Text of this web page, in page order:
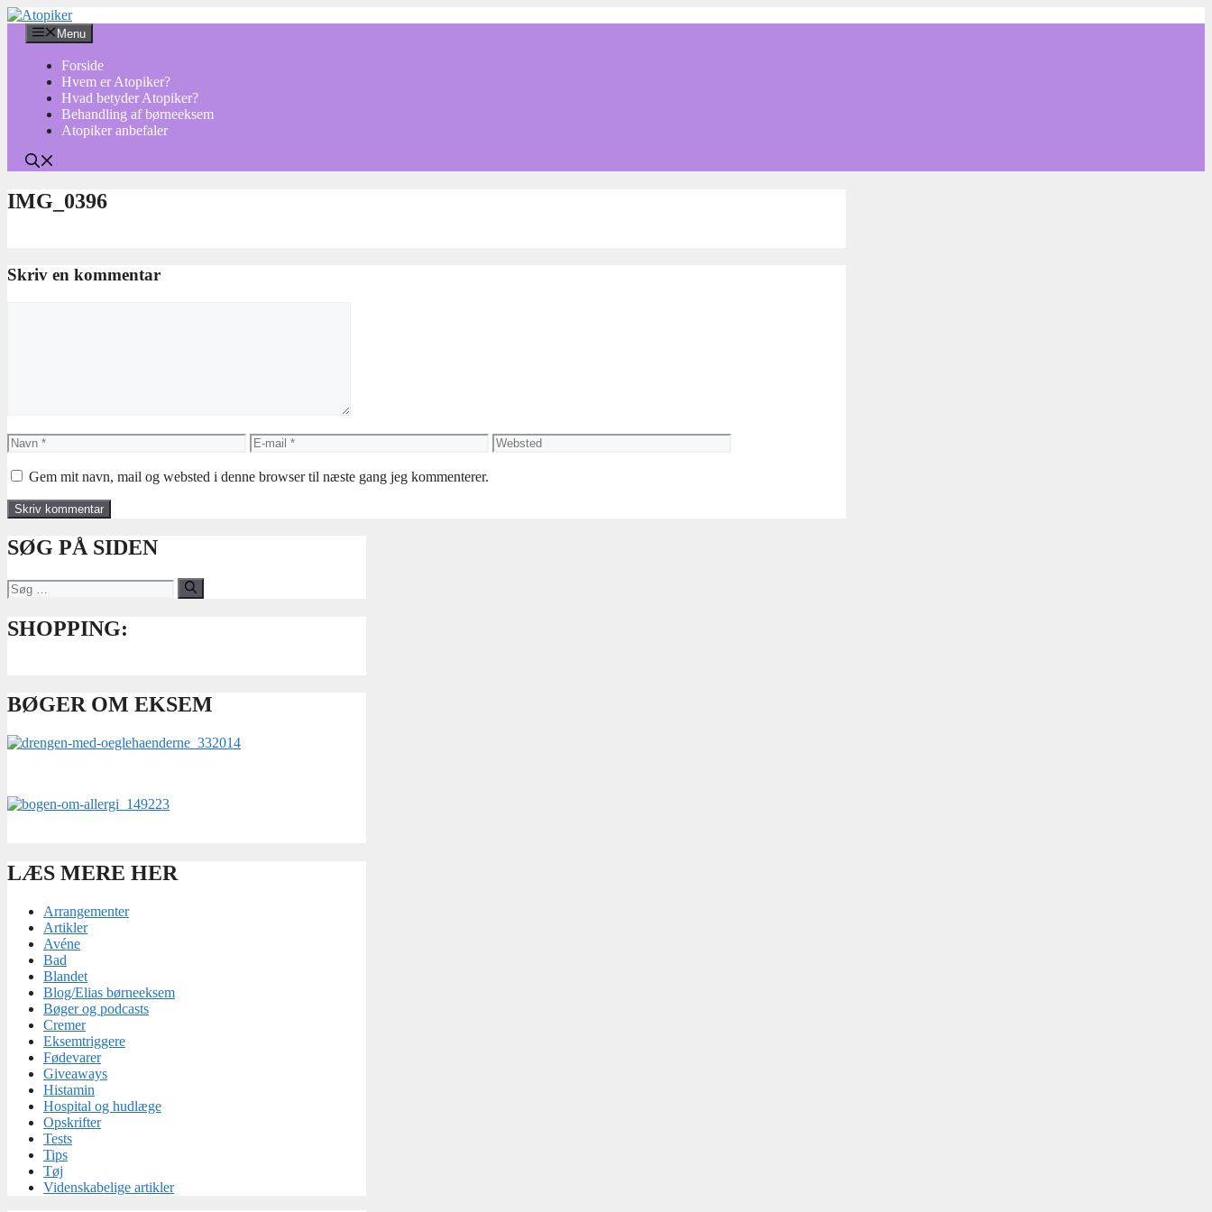
Hop
indhold
Menu
Forside
Hvem er Atopiker?
Hvad betyder Atopiker?
Behandling af børneeksem
Atopiker anbefaler
IMG_0396
Skriv en kommentar
Navn
E-
mail
Websted
Gem mit navn, mail og websted i denne browser til næste gang jeg kommenterer.
SØG PÅ SIDEN
Søg
efter:
SHOPPING:
BØGER OM EKSEM
LÆS MERE HER
Arrangementer
Artikler
Avéne
Bad
Blandet
Blog/Elias børneeksem
Bøger og podcasts
Cremer
Eksemtriggere
Fødevarer
Giveaways
Histamin
Hospital og hudlæge
Opskrifter
Tests
Tips
Tøj
Videnskabelige artikler